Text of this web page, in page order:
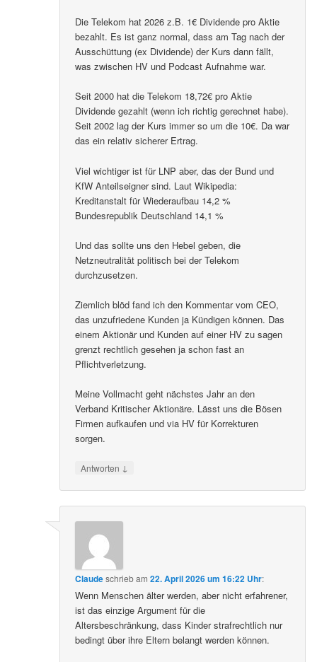
Die Telekom hat 2026 z.B. 1€ Dividende pro Aktie
bezahlt. Es ist ganz normal, dass am Tag nach der
Ausschüttung (ex Dividende) der Kurs dann fällt,
was zwischen HV und Podcast Aufnahme war.
Seit 2000 hat die Telekom 18,72€ pro Aktie
Dividende gezahlt (wenn ich richtig gerechnet habe).
Seit 2002 lag der Kurs immer so um die 10€. Da war
das ein relativ sicherer Ertrag.
Viel wichtiger ist für LNP aber, das der Bund und
KfW Anteilseigner sind. Laut Wikipedia:
Kreditanstalt für Wiederaufbau 14,2 %
Bundesrepublik Deutschland 14,1 %
Und das sollte uns den Hebel geben, die
Netzneutralität politisch bei der Telekom
durchzusetzen.
Ziemlich blöd fand ich den Kommentar vom CEO,
das unzufriedene Kunden ja Kündigen können. Das
einem Aktionär und Kunden auf einer HV zu sagen
grenzt rechtlich gesehen ja schon fast an
Pflichtverletzung.
Meine Vollmacht geht nächstes Jahr an den
Verband Kritischer Aktionäre. Lässt uns die Bösen
Firmen aufkaufen und via HV für Korrekturen
sorgen.
Antworten ↓
Claudeschriebam22. April 2026 um 16:22 Uhr:
Wenn Menschen älter werden, aber nicht erfahrener,
ist das einzige Argument für die
Altersbeschränkung, dass Kinder strafrechtlich nur
bedingt über ihre Eltern belangt werden können.